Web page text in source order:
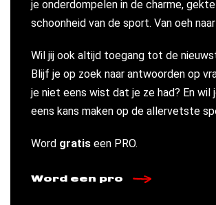
je onderdompelen in de charme,
schoonheid van de sport. Van oeh naar
Wil jij ook altijd toegang tot de
Blijf je op zoek naar antwoorden op
je niet eens wist dat je ze had? En wil
eens kans maken op de allervetste
Word gratis een PRO.
Word een pro